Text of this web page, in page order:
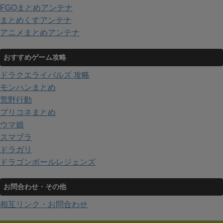
FGOまとめアンテナ
まとめくすアンテナ
アニメまとめアンテナ
おすすめゲーム攻略
ドラクエライバルズ 攻略
モンハンまとめ
荒野行動
プリコネまとめ
ウマ娘
スマブラ
ドラガリ
ドラゴンボールレジェンズ
お問合わせ・その他
相互リンク・お問合わせ